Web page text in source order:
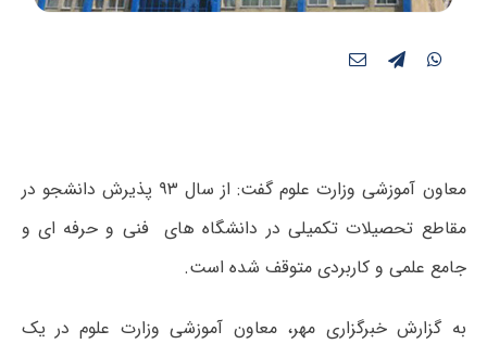
معاون آموزشی وزارت علوم گفت: از سال ۹۳ پذیرش دانشجو در
مقاطع تحصیلات تکمیلی در دانشگاه های فنی و حرفه ای و
جامع علمی و کاربردی متوقف شده است.
به گزارش خبرگزاری مهر، معاون آموزشی وزارت علوم در یک